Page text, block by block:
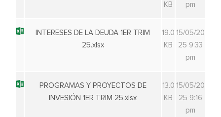
KB
pm
INTERESES DE LA DEUDA 1ER TRIM
25.xlsx
19.0
KB
15/05/20
25 9:33
pm
PROGRAMAS Y PROYECTOS DE
INVESIÓN 1ER TRIM 25.xlsx
13.0
KB
15/05/20
25 9:16
pm